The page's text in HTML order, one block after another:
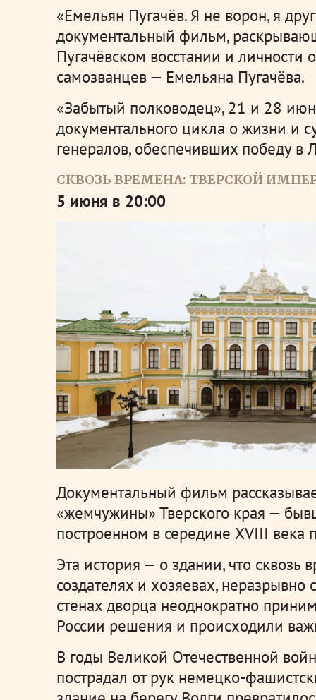
«Емельян Пугачёв. Я не ворон, я
документальный фильм,
Пугачёвском восстании и личности
самозванцев — Емельяна Пугачёва.
«Забытый полководец», 21 и 28
документального цикла о жизни и
генералов, обеспечивших победу в
СКВОЗЬ ВРЕМЕНА: ТВЕРСКОЙ
5 июня в 20:00
Документальный фильм
«жемчужины» Тверского края —
построенном в середине XVIII века
Эта история — о здании, что сквозь
создателях и хозяевах,
стенах дворца неоднократно
России решения и происходили
В годы Великой Отечественной
пострадал от рук немецко-